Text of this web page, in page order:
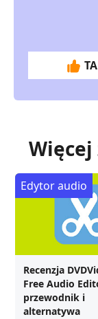
Więcej
Recenzja
Free Audio
przewodnik i
alternatywa
Edytor audio